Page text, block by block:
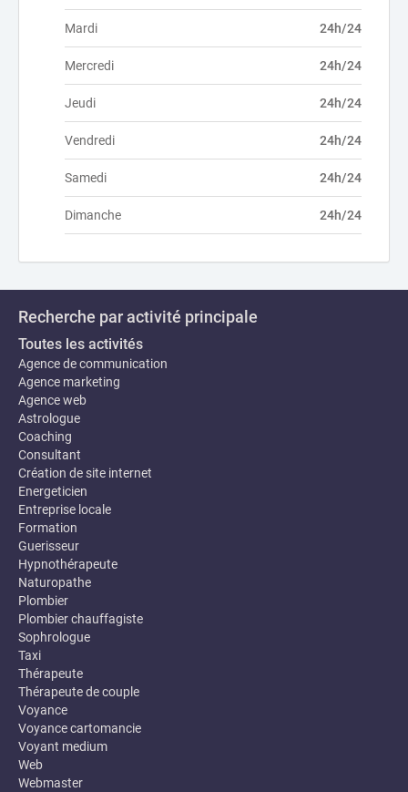
Mardi 24h/24
Mercredi 24h/24
Jeudi 24h/24
Vendredi 24h/24
Samedi 24h/24
Dimanche 24h/24
Recherche par activité principale
Toutes les activités
Agence de communication
Agence marketing
Agence web
Astrologue
Coaching
Consultant
Création de site internet
Energeticien
Entreprise locale
Formation
Guerisseur
Hypnothérapeute
Naturopathe
Plombier
Plombier chauffagiste
Sophrologue
Taxi
Thérapeute
Thérapeute de couple
Voyance
Voyance cartomancie
Voyant medium
Web
Webmaster